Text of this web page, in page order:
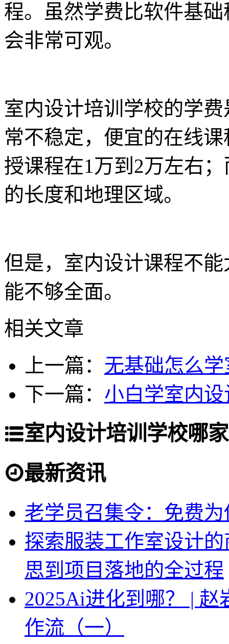
程。虽然学费比软件基
会非常可观。
室内设计培训学校的学
常不稳定，便宜的在线
授课程在1万到2万左右
的长度和地理区域。
但是，室内设计课程不
能不够全面。
相关文章
上一篇： 无基础怎么
下一篇： 小白学室内
室内设计培训学校哪
最新资讯
老学员召集令：免费
探索服装工作室设计
思到项目落地的全过程
2025Ai进化到哪？ |
作流（一）